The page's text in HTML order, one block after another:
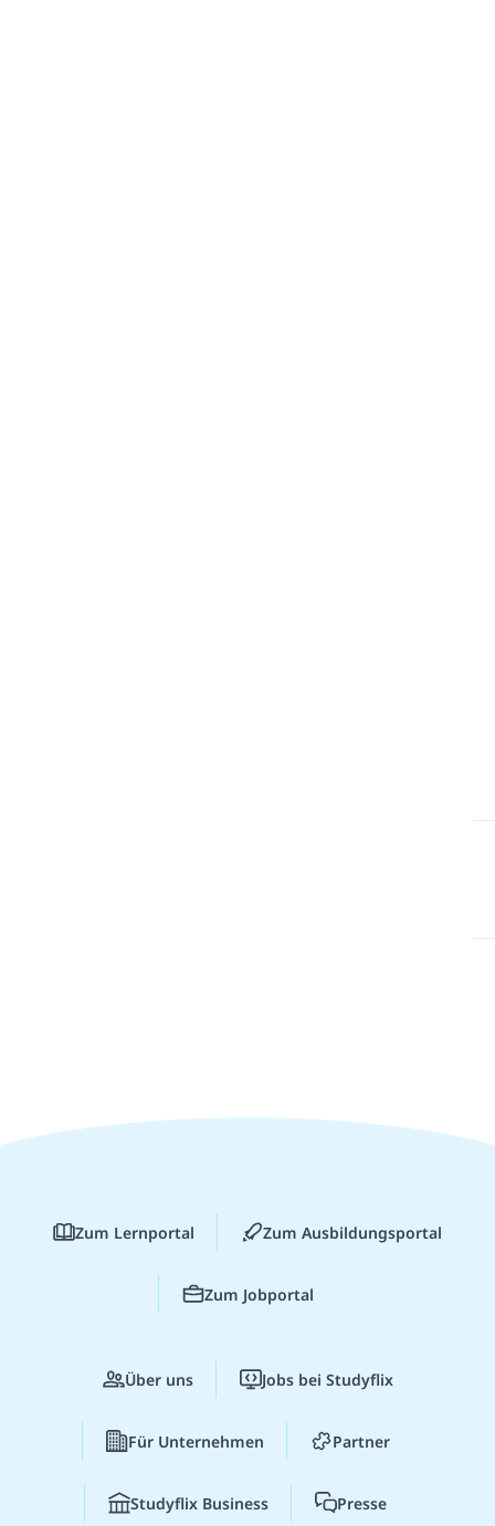
Zum Lernportal Zum Ausbildungsportal
Zum Jobportal
Über uns Jobs bei Studyflix
Für Unternehmen Partner
Studyflix Business Presse